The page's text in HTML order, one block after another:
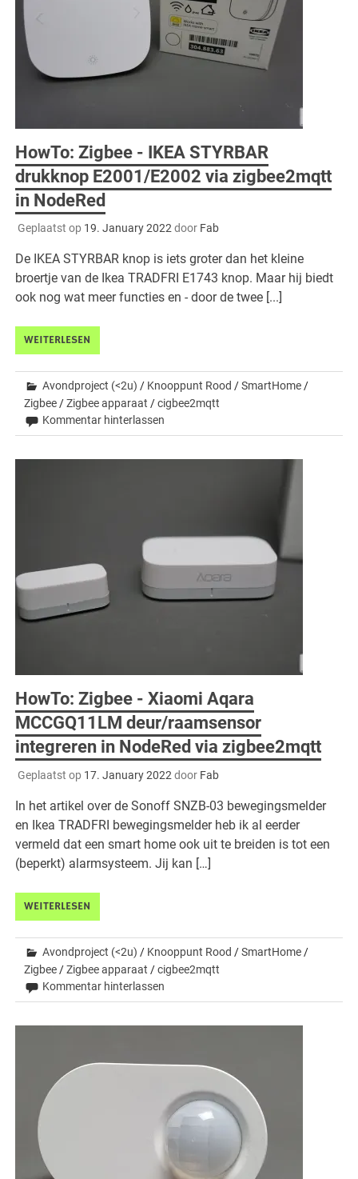
HowTo: Zigbee - IKEA STYRBAR
drukknop E2001/E2002 via zigbee2mqtt
in NodeRed
Geplaatst op 19. January 2022door Fab
De IKEA STYRBAR knop is iets groter dan het kleine
broertje van de Ikea TRADFRI E1743 knop. Maar hij biedt
ook nog wat meer functies en - door de twee [...]
WEITERLESEN
Avondproject (<2u) / Knooppunt Rood /SmartHome/
Zigbee/Zigbee apparaat /cigbee2mqtt
Kommentar hinterlassen
HowTo: Zigbee - Xiaomi Aqara
MCCGQ11LM deur/raamsensor
integreren in NodeRed via zigbee2mqtt
Geplaatst op 17. January 2022 door Fab
In het artikel over de Sonoff SNZB-03 bewegingsmelder
en Ikea TRADFRI bewegingsmelder heb ik al eerder
vermeld dat een smart home ook uit te breiden is tot een
(beperkt) alarmsysteem. Jij kan […]
WEITERLESEN
Avondproject (<2u) / Knooppunt Rood /SmartHome /
Zigbee /Zigbee apparaat /cigbee2mqtt
Kommentar hinterlassen